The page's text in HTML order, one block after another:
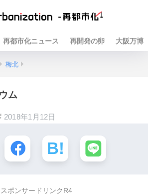
再都市化ニュース 再開発の卵 大阪万博
梅北
ム
2018年1月12日
スポンサードリンクR4